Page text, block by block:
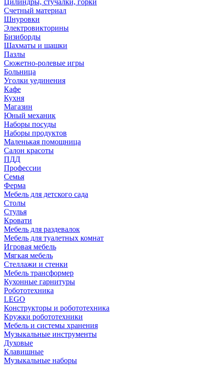
Цилиндры, стучалки, горки
Счетный материал
Шнуровки
Электровикторины
Бизиборды
Шахматы и шашки
Пазлы
Сюжетно-ролевые игры
Больница
Уголки уединения
Кафе
Кухня
Магазин
Юный механик
Наборы посуды
Наборы продуктов
Маленькая помощница
Салон красоты
ПДД
Профессии
Семья
Ферма
Мебель для детского сада
Столы
Cтулья
Кровати
Мебель для раздевалок
Мебель для туалетных комнат
Игровая мебель
Мягкая мебель
Стеллажи и стенки
Мебель трансформер
Кухонные гарнитуры
Робототехника
LEGO
Конструкторы и робототехника
Кружки робототехники
Мебель и системы хранения
Музыкальные инструменты
Духовые
Клавишные
Музыкальные наборы